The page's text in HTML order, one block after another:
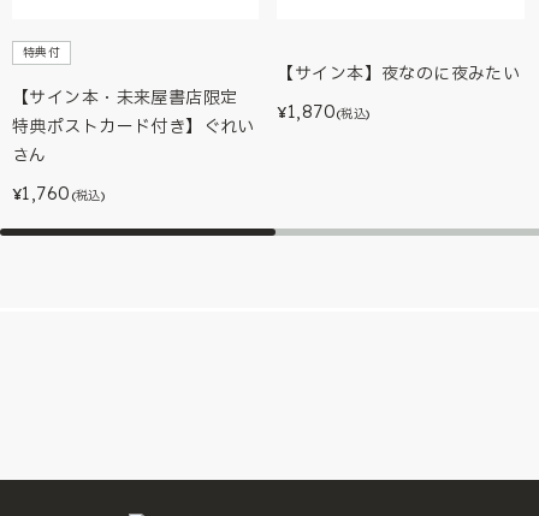
特典付
【サイン本・未来屋書店限定
特典ポストカード付き】ぐれい
さん
¥1,760 (税込)
【サイン本】夜なのに夜みたい
¥1,870(税込)